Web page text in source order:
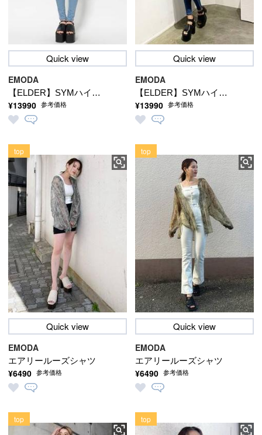
Quick view
【ELDER】SYMハイウ
エストデニム
EMODA
¥13990 参考価格
Quick view
【ELDER】SYMハイウ
エストデニム
EMODA
¥13990 参考価格
Quick view
エアリールーズシャツ
EMODA
¥6490 参考価格
top
Quick view
エアリールーズシャツ
EMODA
¥6490 参考価格
top
top top